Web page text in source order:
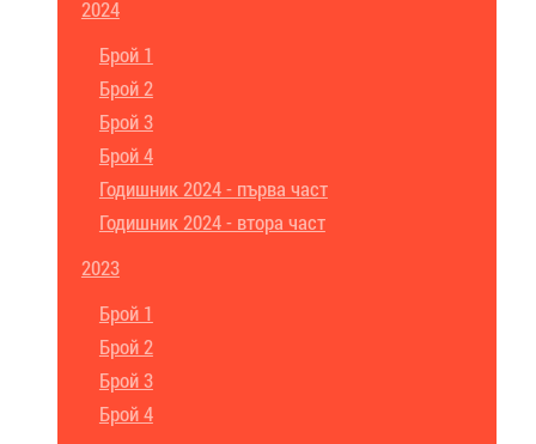
2024
Брой 1
Брой 2
Брой 3
Брой 4
Годишник 2024 - първа част
Годишник 2024 - втора част
2023
Брой 1
Брой 2
Брой 3
Брой 4